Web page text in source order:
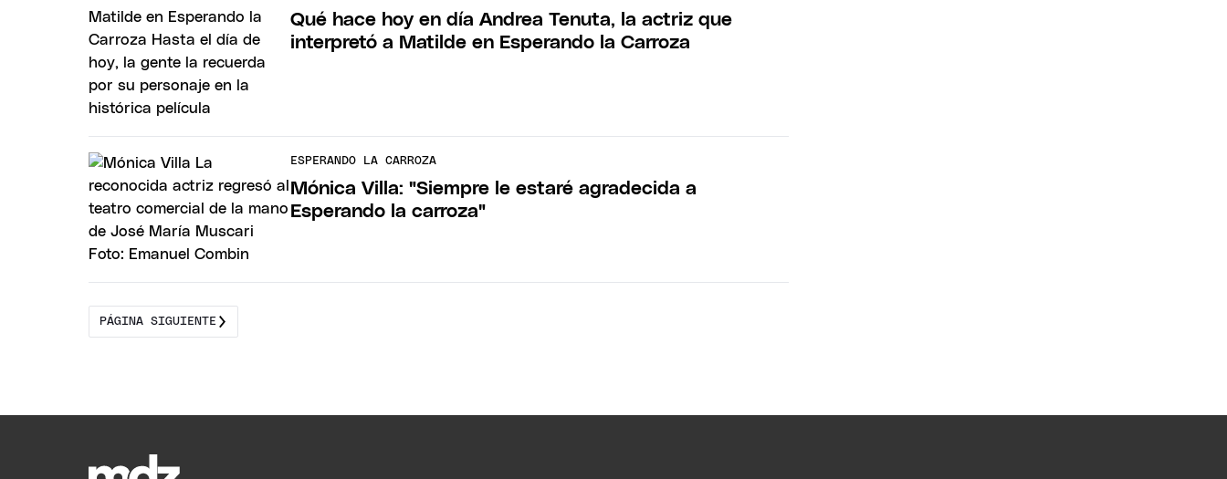
Qué hace hoy en día Andrea Tenuta, la actriz que
interpretó a Matilde en Esperando la Carroza
ESPERANDO LA CARROZA
Mónica Villa: "Siempre le estaré agradecida a
Esperando la carroza"
PÁGINA SIGUIENTE